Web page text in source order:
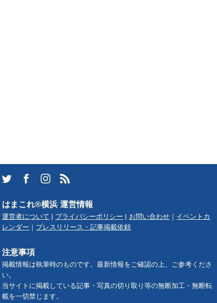
はまこれ®横浜 運営情報
運営者について プライバシーポリシー お問い合わせ
イベントカ
レンダー
プレスリリース・記事掲載依頼
注意事項
掲載情報は執筆時のものです。最新情報をご確認の上、ご参考くださ
い。
当サイトに掲載している記事・写真の切り取り等の無断加工・無断転
載を一切禁じます。